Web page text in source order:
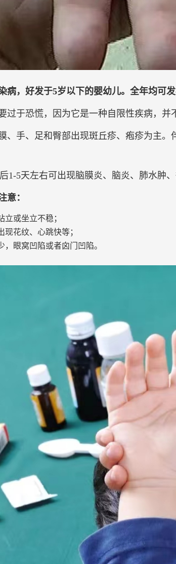
病，好发于5岁以下的婴幼儿。全年均可
于恐慌，因为它是一种自限性疾病，并
、手、足和臀部出现斑丘疹、疱疹为主
1-5天左右可出现脑膜炎、脑炎、肺水肿
意：
或坐立不稳；
花纹、心跳快等；
眼窝凹陷或者囟门凹陷。